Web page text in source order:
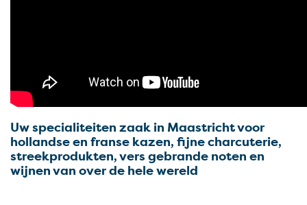
Uw specialiteiten zaak in Maastricht voor
hollandse en franse kazen, fijne charcuterie,
streekprodukten, vers gebrande noten en
wijnen van over de hele wereld